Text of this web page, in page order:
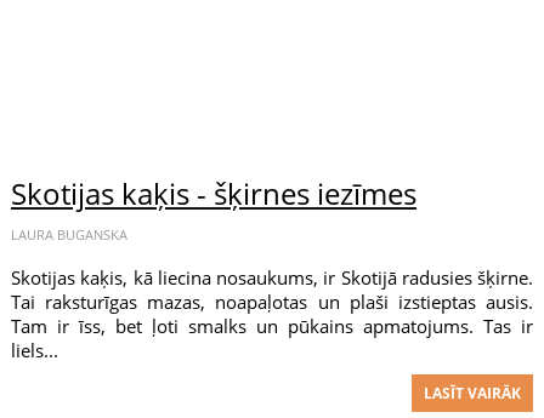
Skotijas kaķis - šķirnes iezīmes
LAURA BUGANSKA
Skotijas kaķis, kā liecina nosaukums, ir Skotijā radusies šķirne.
Tai raksturīgas mazas, noapaļotas un plaši izstieptas ausis.
Tam ir īss, bet ļoti smalks un pūkains apmatojums. Tas ir
liels...
LASĪT VAIRĀK